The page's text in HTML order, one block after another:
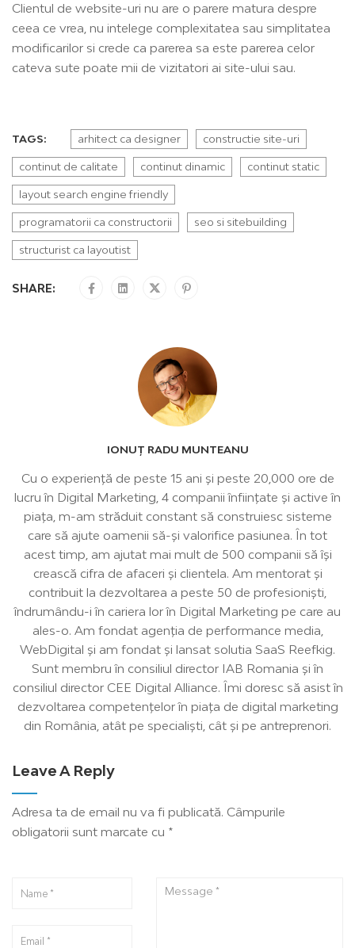
Clientul de website-uri nu are o parere matura despre
ceea ce vrea, nu intelege complexitatea sau simplitatea
modificarilor si crede ca parerea sa este parerea celor
cateva sute poate mii de vizitatori ai site-ului sau.
TAGS: arhitect ca designer constructie site-uri
continut de calitate continut dinamic continut static
layout search engine friendly
programatorii ca constructorii seo si sitebuilding
structurist ca layoutist
SHARE:
IONUȚ RADU MUNTEANU
Cu o experiență de peste 15 ani şi peste 20,000 ore de
lucru în Digital Marketing, 4 companii înființate și active în
piața, m-am străduit constant să construiesc sisteme
care să ajute oamenii să-şi valorifice pasiunea. În tot
acest timp, am ajutat mai mult de 500 companii să îşi
crească cifra de afaceri şi clientela. Am mentorat și
contribuit la dezvoltarea a peste 50 de profesionişti,
îndrumându-i în cariera lor în Digital Marketing pe care au
ales-o. Am fondat agenția de performance media,
WebDigital și am fondat și lansat solutia SaaS Reefkig.
Sunt membru în consiliul director IAB Romania și în
consiliul director CEE Digital Alliance. Îmi doresc să asist în
dezvoltarea competențelor în piața de digital marketing
din România, atât pe specialiști, cât și pe antreprenori.
Leave A Reply
Adresa ta de email nu va fi publicată. Câmpurile
obligatorii sunt marcate cu *